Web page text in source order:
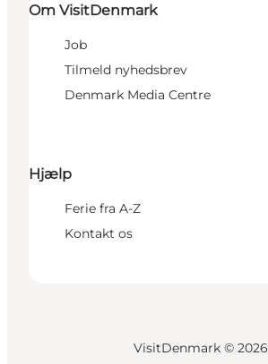
Om VisitDenmark
Job
Tilmeld nyhedsbrev
Denmark Media Centre
Hjælp
Ferie fra A-Z
Kontakt os
VisitDenmark © 2026